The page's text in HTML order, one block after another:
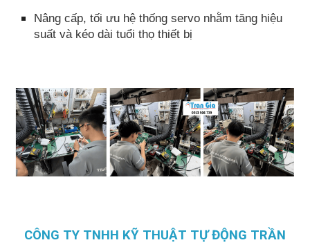
Nâng cấp, tối ưu hệ thống servo nhằm tăng hiệu
suất và kéo dài tuổi thọ thiết bị
CÔNG TY TNHH KỸ THUẬT TỰ ĐỘNG TRẦN